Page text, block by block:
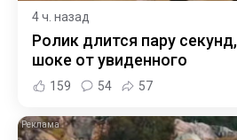
4 ч. назад
Ролик длится пару
шоке от увиденного
159 54 57